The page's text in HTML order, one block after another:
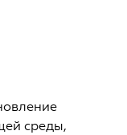
среды,